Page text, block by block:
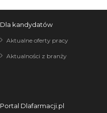
Dla kandydatów
Aktualne oferty pracy
Aktualności z branży
Portal Dlafarmacji.pl